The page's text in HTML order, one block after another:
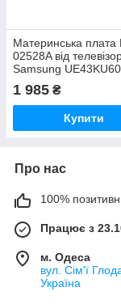
Материнська плата
02528A від
Samsung
1 985 ₴
Купити
Про нас
100%
Працює з
м. Одеса
вул. Сім'ї
Україна